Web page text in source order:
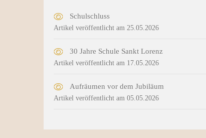
Schulschluss
Artikel veröffentlicht am 25.05.2026
30 Jahre Schule Sankt Lorenz
Artikel veröffentlicht am 17.05.2026
Aufräumen vor dem Jubiläum
Artikel veröffentlicht am 05.05.2026